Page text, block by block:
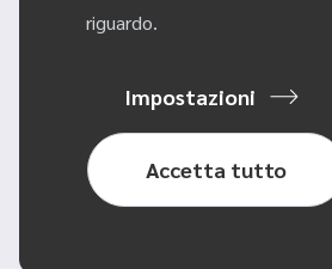
riguardo.
Impostazioni
@ 2023 Riseact